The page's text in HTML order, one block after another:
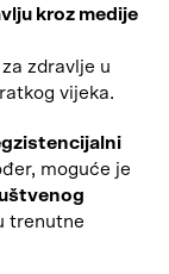
kroz medije
zdravlje u
vijeka.
moguće je
trenutne